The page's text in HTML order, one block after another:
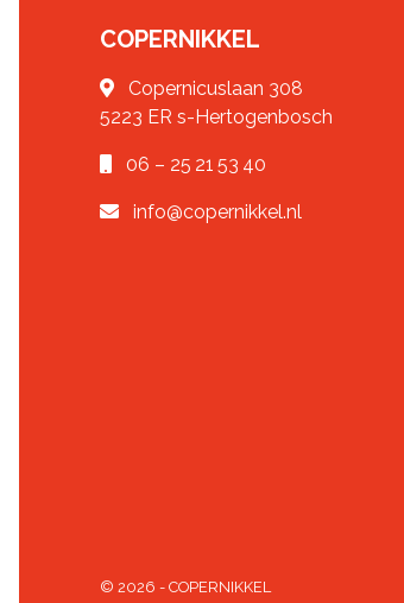
COPERNIKKEL
Copernicuslaan 308
5223 ER s-Hertogenbosch
06 – 25 21 53 40
info@copernikkel.nl
© 2026 - COPERNIKKEL